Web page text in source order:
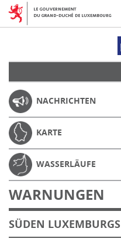
NACHRICHTEN
KARTE
WASSERLÄUFE
WARNUNGEN
SÜDEN LUXEMBURGS